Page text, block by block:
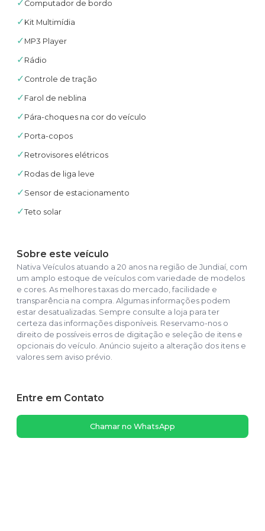
✓ Computador de bordo
✓ Kit Multimídia
✓ MP3 Player
✓ Rádio
✓ Controle de tração
✓ Farol de neblina
✓ Pára-choques na cor do veículo
✓ Porta-copos
✓ Retrovisores elétricos
✓ Rodas de liga leve
✓ Sensor de estacionamento
✓Teto solar
Sobre este veículo
Nativa Veículos atuando a 20 anos na região de Jundiaí, com
um amplo estoque de veículos com variedade de modelos
e cores. As melhores taxas do mercado, facilidade e
transparência na compra. Algumas informações podem
estar desatualizadas. Sempre consulte a loja para ter
certeza das informações disponíveis. Reservamo-nos o
direito de possíveis erros de digitação e seleção de itens e
opcionais do veículo. Anúncio sujeito a alteração dos itens e
valores sem aviso prévio.
Entre em Contato
Chamar no WhatsApp